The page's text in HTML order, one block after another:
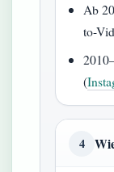
Ab
to-
(
4